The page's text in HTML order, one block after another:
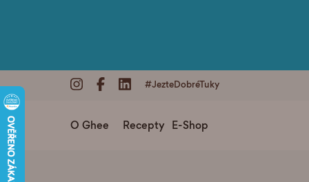
#JezteDobréTuky
O Ghee Recepty E-Shop